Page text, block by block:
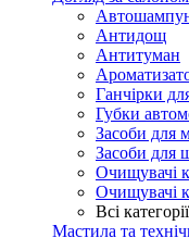
Антидощ
Антитуман
Ганчірки
Губки
Засоби для
Засоби для
Очищувачі
Очищувачі
Всі
Мастила та